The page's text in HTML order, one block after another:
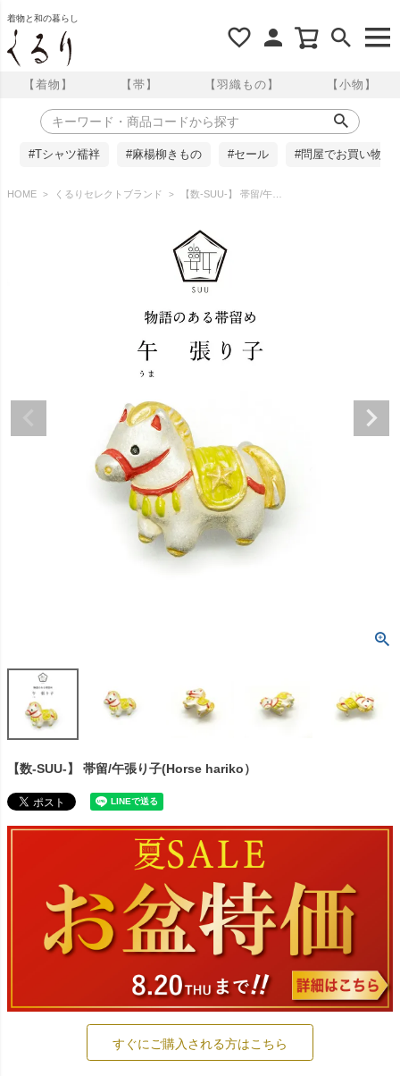
着物と和の暮らし
【着物】 【帯】 【羽織もの】 【小物】
#Tシャツ襦袢 #麻楊柳きもの #セール #問屋でお買い物
HOME くるりセレクトブランド 【数-SUU-】 帯留/午張り子(Horse hariko）
【数-SUU-】 帯留/午張り子(Horse hariko）
すぐにご購入される方はこちら